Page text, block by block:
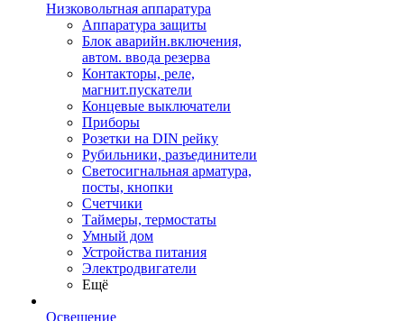
Низковольтная аппаратура
Аппаратура защиты
Блок аварийн.включения,
автом. ввода резерва
Контакторы, реле,
магнит.пускатели
Концевые выключатели
Приборы
Розетки на DIN рейку
Рубильники, разъединители
Светосигнальная арматура,
посты, кнопки
Счетчики
Таймеры, термостаты
Умный дом
Устройства питания
Электродвигатели
Ещё
Освещение